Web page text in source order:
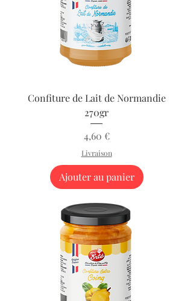
Confiture de Lait de Normandie
270gr
Prix
4,60 €
Livraison
Ajouter au panier